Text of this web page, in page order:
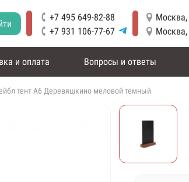
+7 495 649-82-88
+7 931 106-77-67
и оплата Вопросы и ответы
тент А6 Деревяшкино меловой темный